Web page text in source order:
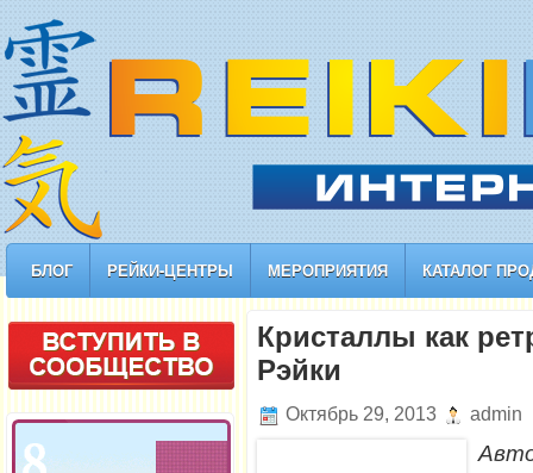
БЛОГ РЕЙКИ-ЦЕНТРЫ МЕРОПРИЯТИЯ КАТАЛОГ
Кристаллы как
Рэйки
Октябрь 29, 2013 admin